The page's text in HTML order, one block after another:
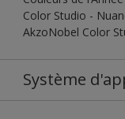
Color Studio -
AkzoNobel Color
Système